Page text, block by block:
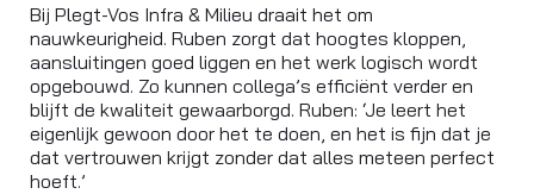
Bij Plegt-Vos Infra & Milieu draait het om
nauwkeurigheid. Ruben zorgt dat hoogtes kloppen,
aansluitingen goed liggen en het werk logisch wordt
opgebouwd. Zo kunnen collega’s efficiënt verder en
blijft de kwaliteit gewaarborgd. Ruben: ‘Je leert het
eigenlijk gewoon door het te doen, en het is fijn dat je
dat vertrouwen krijgt zonder dat alles meteen perfect
hoeft.’